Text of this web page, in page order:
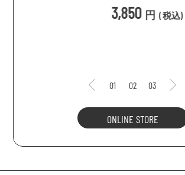
3,850円 税込)
01 02 03
ONLINE STORE